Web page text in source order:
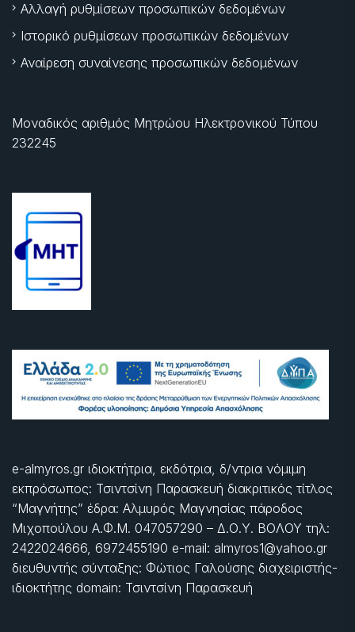
Αλλαγή ρυθμίσεων προσωπικών δεδομένων
Ιστορικό ρυθμίσεων προσωπικών δεδομένων
Αναίρεση συναίνεσης προσωπικών δεδομένων
Μοναδικός αριθμός Μητρώου Ηλεκτρονικού Τύπου
232245
e-almyros.gr ιδιοκτήτρια, εκδότρια, δ/ντρια νόμιμη
εκπρόσωπος: Τσιντσίνη Παρασκευή διακριτικός τίτλος
“Μαγνήτης” έδρα: Αλμυρός Μαγνησίας πάροδος
Μιχοπούλου Α.Φ.Μ. 047057290 – Δ.Ο.Υ. ΒΟΛΟΥ τηλ:
2422024666, 6972455190 e-mail: almyros1@yahoo.gr
διευθυντής σύνταξης: Φώτιος Γαλούσης διαχειριστής-
ιδιοκτήτης domain: Τσιντσίνη Παρασκευή